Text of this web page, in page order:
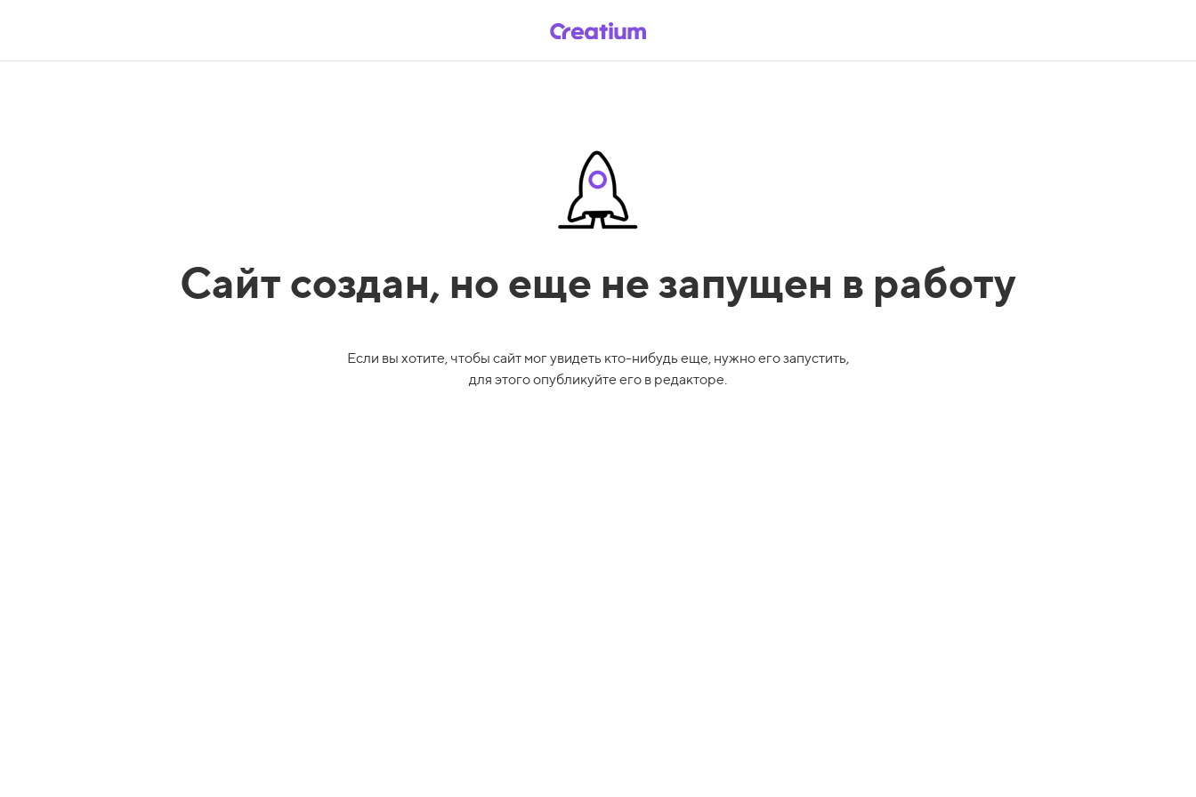
Сайт создан, но еще не запущен в работу
Если вы хотите, чтобы сайт мог увидеть кто-нибудь еще, нужно его запустить,
для этого опубликуйте его в редакторе.